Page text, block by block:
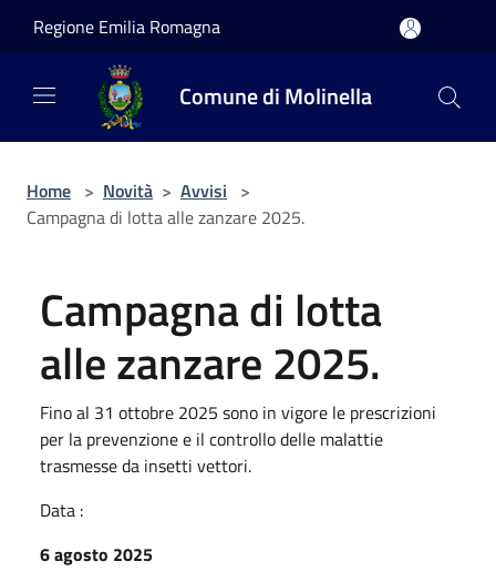
Regione Emilia Romagna
Comune di Molinella
Home > Novità > Avvisi >
Campagna di lotta alle zanzare 2025.
Campagna di lotta
alle zanzare 2025.
Fino al 31 ottobre 2025 sono in vigore le prescrizioni
per la prevenzione e il controllo delle malattie
trasmesse da insetti vettori.
Data :
6 agosto 2025